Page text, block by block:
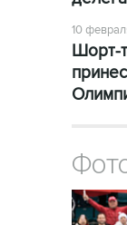
10
Шорт-